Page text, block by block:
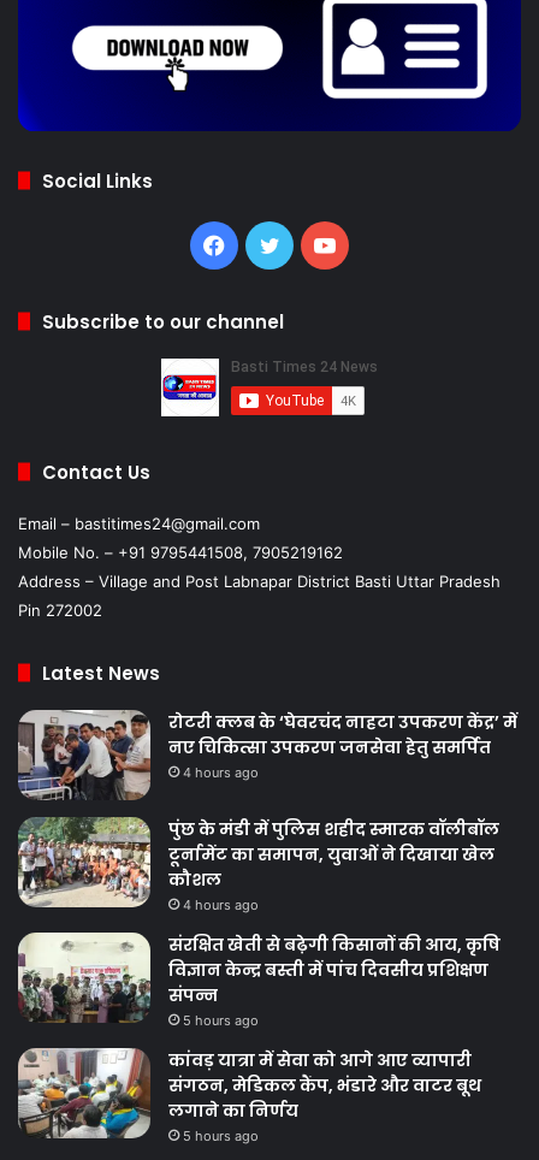
Social Links
Facebook
TwitterYouTube
Subscribe to our channel
Contact Us
Email – bastitimes24@gmail.com
Mobile No. – +91 9795441508, 7905219162
Address – Village and Post Labnapar District Basti Uttar Pradesh
Pin 272002
Latest News
रोटरी क्लब के ‘घेवरचंद नाहटा उपकरण केंद्र’ में
नए चिकित्सा उपकरण जनसेवा हेतु समर्पित
4 hours ago
पुंछ के मंडी में पुलिस शहीद स्मारक वॉलीबॉल
टूर्नामेंट का समापन, युवाओं ने दिखाया खेल
कौशल
4 hours ago
संरक्षित खेती से बढ़ेगी किसानों की आय, कृषि
विज्ञान केन्द्र बस्ती में पांच दिवसीय प्रशिक्षण
संपन्न
5 hours ago
कांवड़ यात्रा में सेवा को आगे आए व्यापारी
संगठन, मेडिकल कैंप, भंडारे और वाटर बूथ
लगाने का निर्णय
5 hours ago